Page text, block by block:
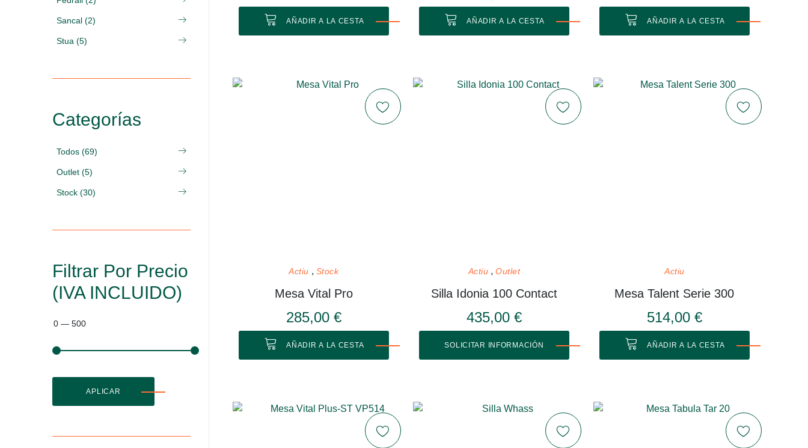
AÑADIR A LA CESTA AÑADIR A LA CESTA AÑADIR A LA CESTA
Actiu Stock
Mesa Vital Pro
285,00 €
AÑADIR A LA CESTA
Actiu Outlet
Silla Idonia 100 Contact
435,00 €
SOLICITAR INFORMACIÓN
Actiu
Mesa Talent Serie 300
514,00 €
AÑADIR A LA CESTA
Sancal (2)
Stua (5)
Categorías
Todos (69)
Outlet (5)
Stock (30)
Filtrar Por Precio
(IVA INCLUIDO)
0 — 500
APLICAR